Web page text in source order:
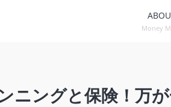
Money
ニングと保険！万